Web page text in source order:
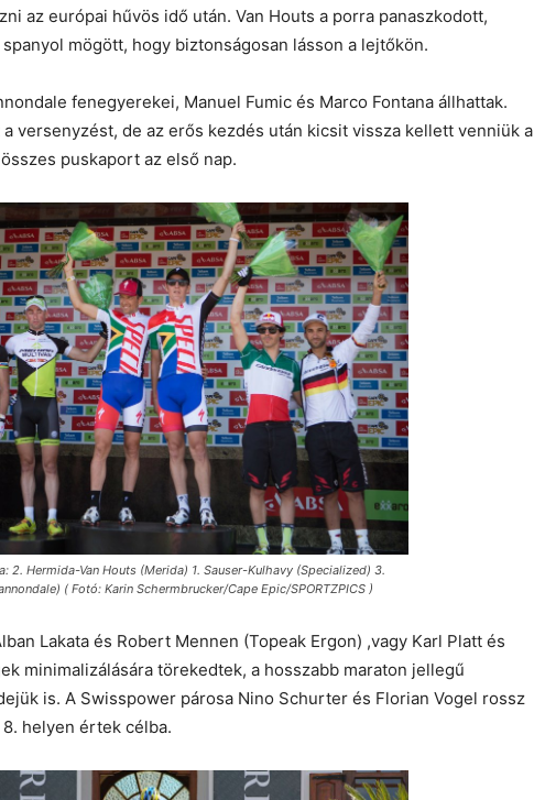
az európai hűvös idő után. Van Houts a porra panaszkodott,
mögött, hogy biztonságosan lásson a lejtőkön.
fenegyerekei, Manuel Fumic és Marco Fontana állhattak.
versenyzést, de az erős kezdés után kicsit vissza kellett venniük a
puskaport az első nap.
2. Hermida-Van Houts (Merida) 1. Sauser-Kulhavy (Specialized) 3.
( Fotó: Karin Schermbrucker/Cape Epic/SPORTZPICS )
Lakata és Robert Mennen (Topeak Ergon) ,vagy Karl Platt és
minimalizálására törekedtek, a hosszabb maraton jellegű
is. A Swisspower párosa Nino Schurter és Florian Vogel rossz
helyen értek célba.